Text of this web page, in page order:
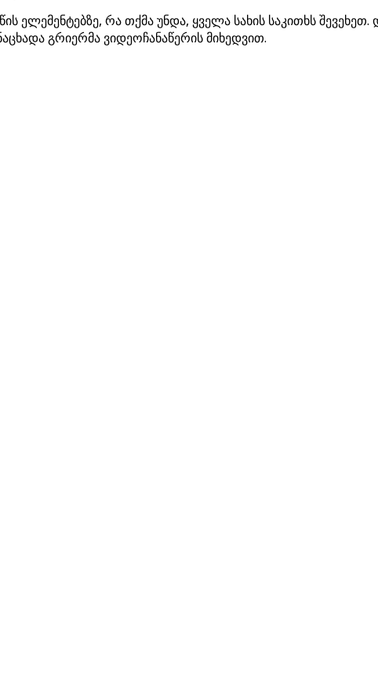
ელემენტებზე, რა თქმა უნდა, ყველა სახის საკითხს
გრიერმა ვიდეოჩანაწერის მიხედვით.